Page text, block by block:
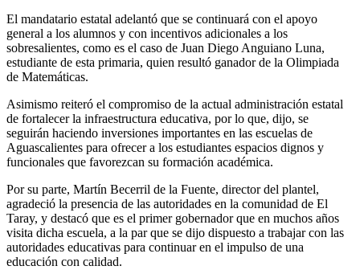
El mandatario estatal adelantó que se continuará con el apoyo
general a los alumnos y con incentivos adicionales a los
sobresalientes, como es el caso de Juan Diego Anguiano Luna,
estudiante de esta primaria, quien resultó ganador de la Olimpiada
de Matemáticas.
Asimismo reiteró el compromiso de la actual administración estatal
de fortalecer la infraestructura educativa, por lo que, dijo, se
seguirán haciendo inversiones importantes en las escuelas de
Aguascalientes para ofrecer a los estudiantes espacios dignos y
funcionales que favorezcan su formación académica.
Por su parte, Martín Becerril de la Fuente, director del plantel,
agradeció la presencia de las autoridades en la comunidad de El
Taray, y destacó que es el primer gobernador que en muchos años
visita dicha escuela, a la par que se dijo dispuesto a trabajar con las
autoridades educativas para continuar en el impulso de una
educación con calidad.